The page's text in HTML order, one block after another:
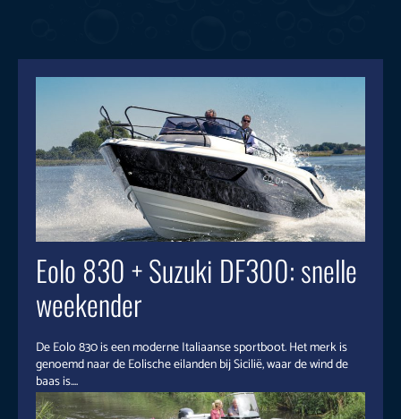
Eolo 830 + Suzuki DF300: snelle
weekender
De Eolo 830 is een moderne Italiaanse sportboot. Het merk is
genoemd naar de Eolische eilanden bij Sicilië, waar de wind de
baas is....